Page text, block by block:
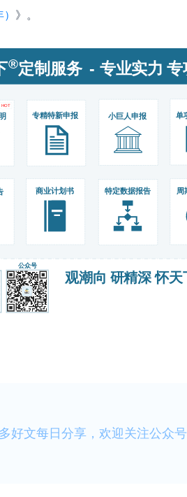
》。
好文每日分享，欢迎关注公众号